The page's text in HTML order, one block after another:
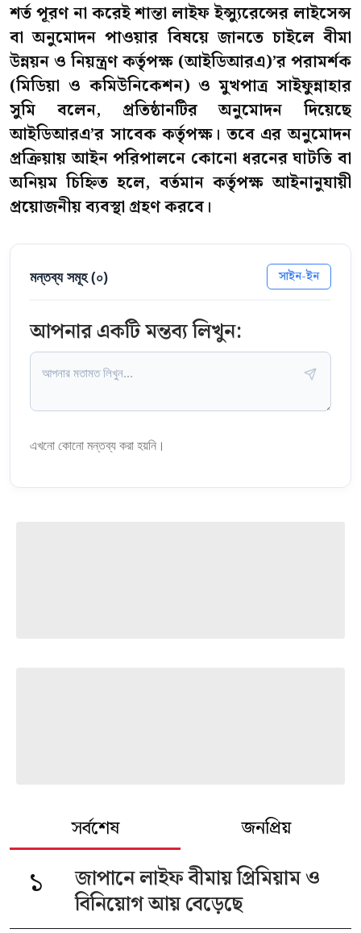
শর্ত পূরণ না করেই শান্তা লাইফ ইন্স্যুরেন্সের লাইসেন্স
বা অনুমোদন পাওয়ার বিষয়ে জানতে চাইলে বীমা
উন্নয়ন ও নিয়ন্ত্রণ কর্তৃপক্ষ (আইডিআরএ)’র পরামর্শক
(মিডিয়া ও কমিউনিকেশন) ও মুখপাত্র সাইফুন্নাহার
সুমি বলেন, প্রতিষ্ঠানটির অনুমোদন দিয়েছে
আইডিআরএ’র সাবেক কর্তৃপক্ষ। তবে এর অনুমোদন
প্রক্রিয়ায় আইন পরিপালনে কোনো ধরনের ঘাটতি বা
অনিয়ম চিহ্নিত হলে, বর্তমান কর্তৃপক্ষ আইনানুযায়ী
প্রয়োজনীয় ব্যবস্থা গ্রহণ করবে।
মন্তব্য সমূহ (০) সাইন-ইন
আপনার একটি মন্তব্য লিখুন:
এখনো কোনো মন্তব্য করা হয়নি।
সর্বশেষ জনপ্রিয়
১
জাপানে লাইফ বীমায় প্রিমিয়াম ও
বিনিয়োগ আয় বেড়েছে